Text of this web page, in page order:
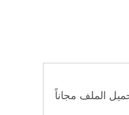
الملف مجاناً